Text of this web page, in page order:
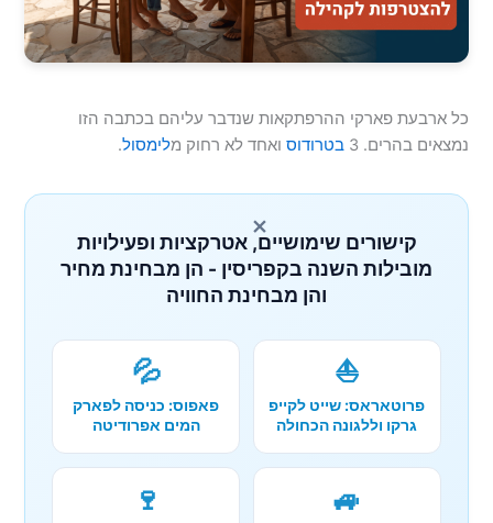
כל ארבעת פארקי ההרפתקאות שנדבר עליהם בכתבה הזו
נמצאים בהרים. 3
בטרודוס ואחד לא רחוק מלימסול.
×
קישורים שימושיים, אטרקציות ופעילויות
מובילות השנה בקפריסין - הן מבחינת מחיר
והן מבחינת החוויה
⛵
פרוטאראס: שייט לקייפ
גרקו וללגונה הכחולה
💦
פאפוס: כניסה לפארק
המים אפרודיטה
🚙
🍷